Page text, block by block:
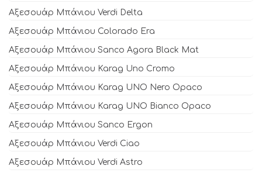
Αξεσουάρ Μπάνιου Verdi Delta
Αξεσουάρ Μπάνιου Colorado Era
Αξεσουάρ Μπάνιου Sanco Agora Black Mat
Αξεσουάρ Μπάνιου Karag Uno Cromo
Αξεσουάρ Μπάνιου Karag UNO Nero Opaco
Αξεσουάρ Μπάνιου Karag UNO Bianco Opaco
Αξεσουάρ Μπάνιου Sanco Ergon
Αξεσουάρ Μπάνιου Verdi Ciao
Αξεσουάρ Μπάνιου Verdi Astro